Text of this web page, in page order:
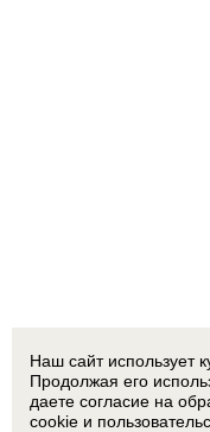
Наш сайт использует
Продолжая его
даете согласие на
cookie и